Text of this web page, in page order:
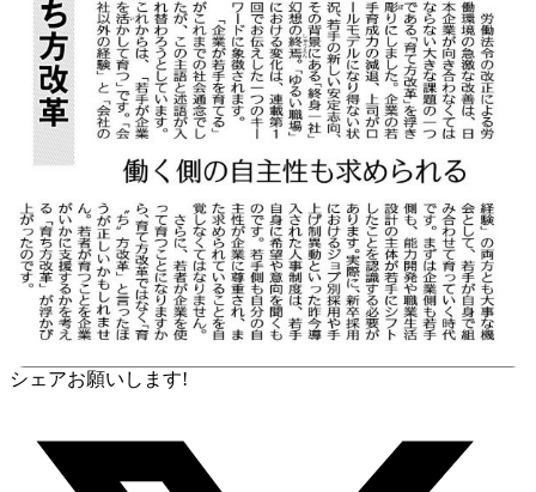
シェアお願いします!